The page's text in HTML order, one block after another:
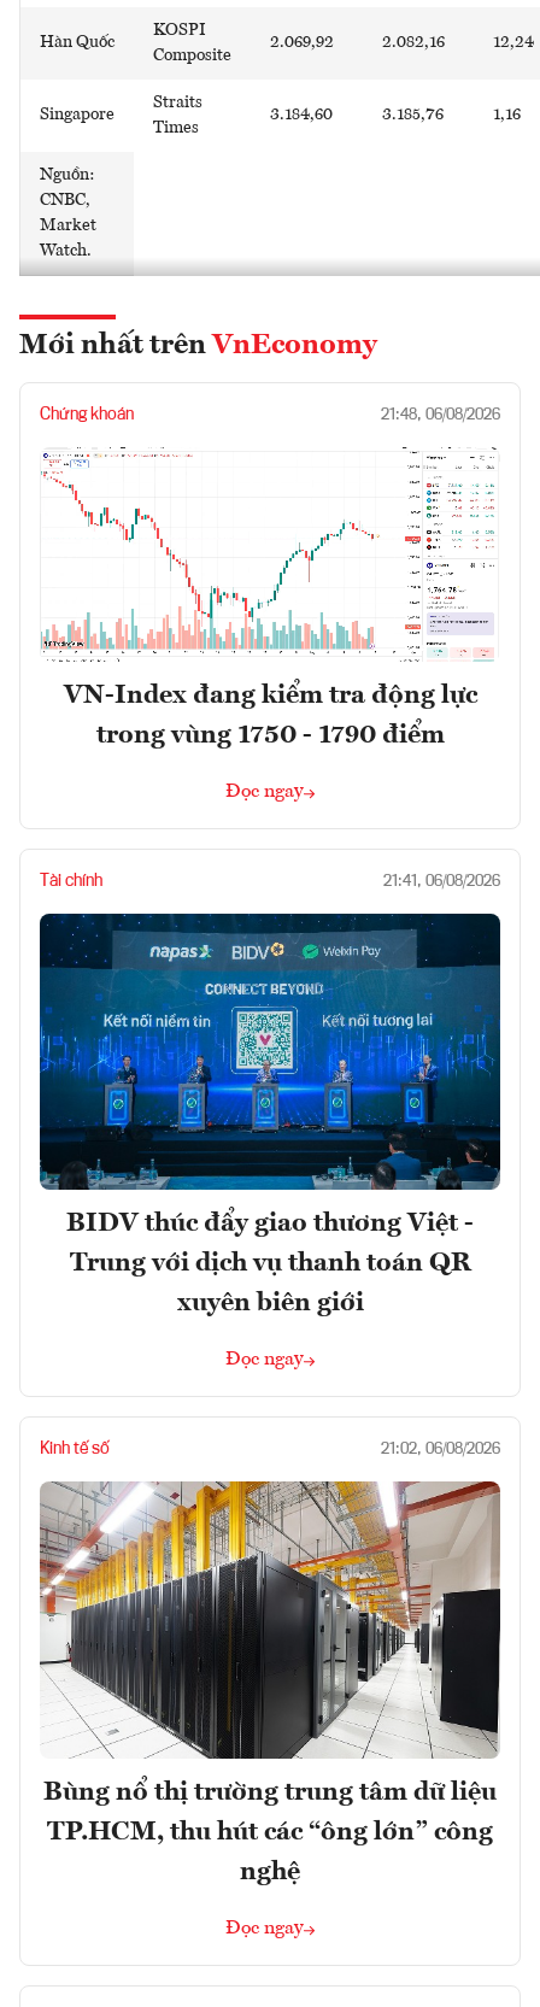
Hàn Quốc
KOSPI
Composite
2.069,92 2.082,16 12,24
Singapore
Straits
Times
3.184,60 3.185,76 1,16
Nguồn:
CNBC,
Market
Watch.
Mới nhất trên VnEconomy
Chứng khoán 21:48, 06/08/2026
VN-Index đang kiểm tra động lực
trong vùng 1750 - 1790 điểm
Đọc ngay
Tài chính 21:41, 06/08/2026
BIDV thúc đẩy giao thương Việt -
Trung với dịch vụ thanh toán QR
xuyên biên giới
Đọc ngay
Kinh tế số 21:02, 06/08/2026
Bùng nổ thị trường trung tâm dữ liệu
TP.HCM, thu hút các “ông lớn” công
nghệ
Đọc ngay